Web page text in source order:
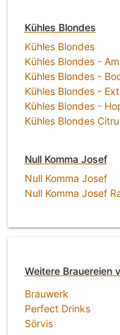
Kühles Blondes
Kühles Blondes
Kühles Blondes -
Kühles Blondes -
Kühles Blondes -
Kühles Blondes -
Kühles Blondes
Null Komma Josef
Null Komma Josef
Null Komma Josef
Weitere Brauereien
Brauwerk
Perfect Drinks
Sörvis